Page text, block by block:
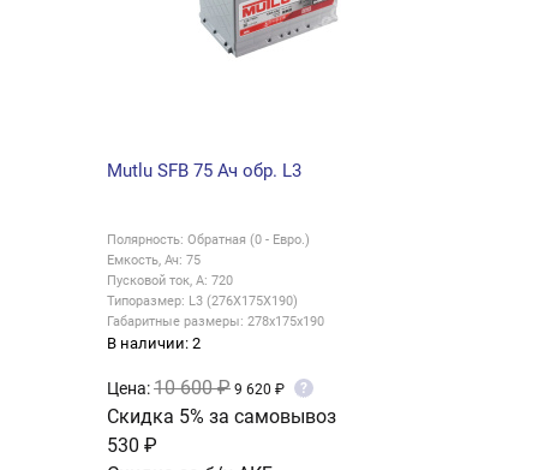
Varta Dynamic SLI 60 Ач обр.низ. D59
Полярность: Обратная (0 - Евро.)
Емкость, Ач: 60
Пусковой ток, А: 540
Типоразмер: LB2 (242X175X175)
Габаритные размеры: 242х175х175
В наличии: 0
Цена:11 600 ₽ 10 620 ₽ ?
Скидка 5% за самовывоз
580 ₽